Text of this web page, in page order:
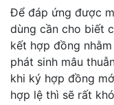
Để đáp ứng được
dùng cần cho biết
kết hợp đồng
phát sinh mâu
khi ký hợp đồng
hợp lệ thì sẽ rất